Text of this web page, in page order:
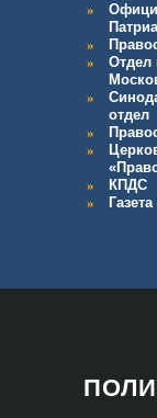
Отдел
отдел
КПДС